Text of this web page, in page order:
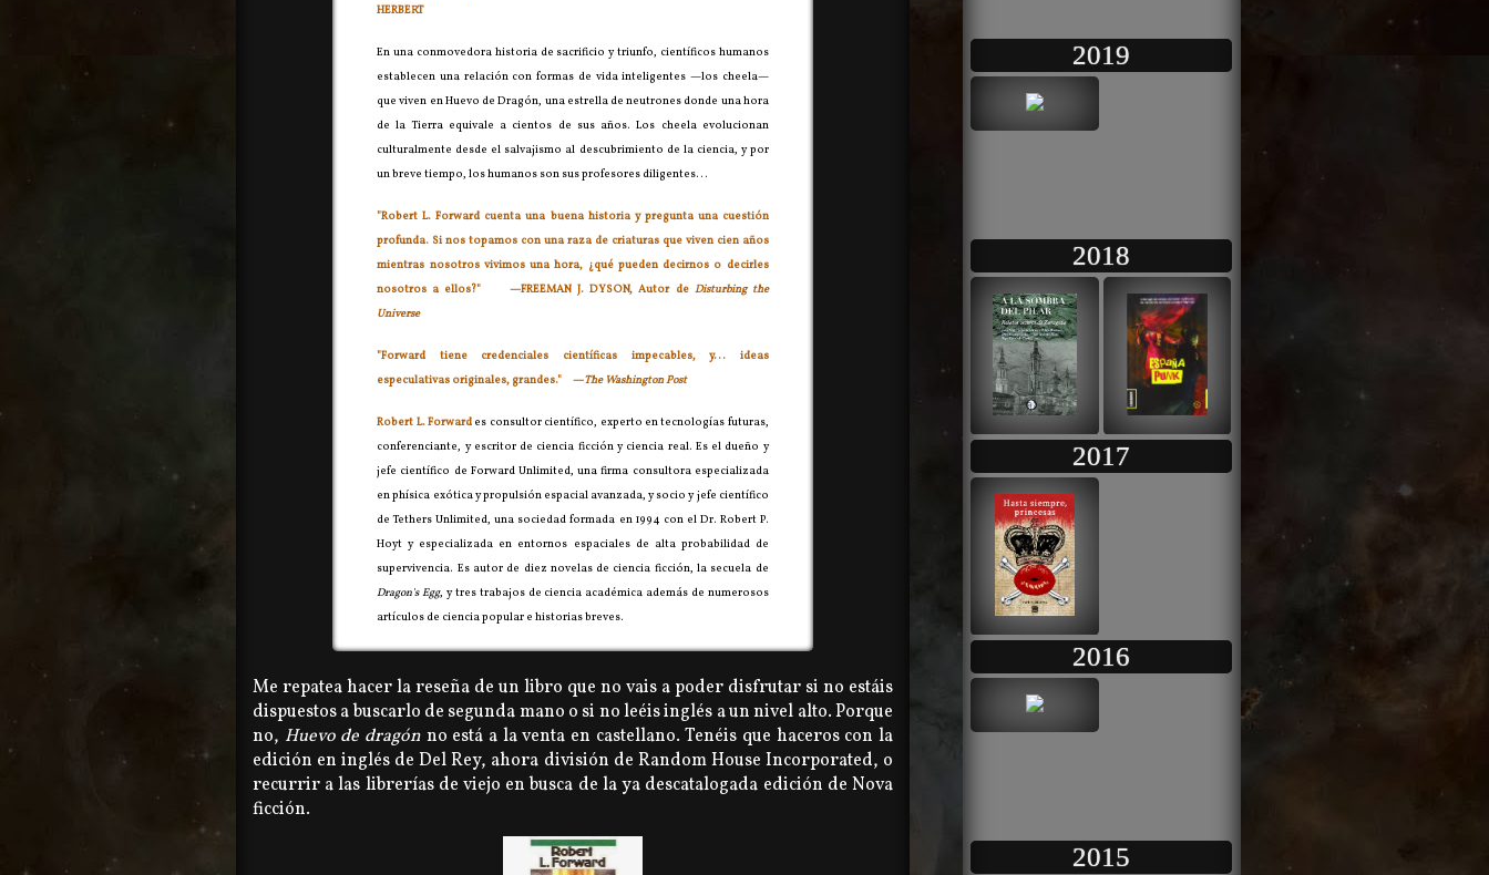
HERBERT
En una conmovedora historia de sacrificio y triunfo, científicos humanos
establecen una relación con formas de vida inteligentes—los cheela—
que viven en Huevo de Dragón, una estrella de neutrones donde una hora
de la Tierra equivale a cientos de sus años. Los cheela evolucionan
culturalmente desde el salvajismo al descubrimiento de la ciencia, y por
un breve tiempo, los humanos son sus profesores diligentes...
"Robert L. Forward cuenta una buena historia y pregunta una cuestión
profunda. Si nos topamos con una raza de criaturas que viven cien años
mientras nosotros vivimos una hora, ¿qué pueden decirnos o decirles
nosotros a ellos?"—FREEMAN J. DYSON, Autor de Disturbing the
Universe
"Forward tiene credenciales científicas impecables, y... ideas
especulativas originales, grandes."—The Washington Post
Robert L. Forward es consultor científico, experto en tecnologías futuras,
conferenciante, y escritor de ciencia ficción y ciencia real. Es el dueño y
jefe científico de Forward Unlimited, una firma consultora especializada
en phísica exótica y propulsión espacial avanzada, y socio y jefe científico
de Tethers Unlimited, una sociedad formada en 1994 con el Dr. Robert P.
Hoyt y especializada en entornos espaciales de alta probabilidad de
supervivencia. Es autor de diez novelas de ciencia ficción, la secuela de
Dragon's Egg, y tres trabajos de ciencia académica además de numerosos
artículos de ciencia popular e historias breves.
Me repatea hacer la reseña de un libro que no vais a poder disfrutar si no estáis
dispuestos a buscarlo de segunda mano o si no leéis inglés a un nivel alto. Porque
no, Huevo de dragón no está a la venta en castellano. Tenéis que haceros con la
edición en inglés de Del Rey, ahora división de Random House Incorporated, o
recurrir a las librerías de viejo en busca de la ya descatalogada edición de Nova
ficción.
2019
2018
2017
2016
2015